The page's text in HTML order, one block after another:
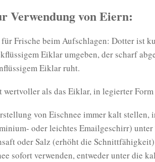
Verwendung von Eiern:
Frische beim Aufschlagen: Dotter ist
Eiklar umgeben, der scharf
Eiklar ruht.
wertvoller als das Eiklar, in legierter
von Eischnee immer kalt stellen,
oder leichtes Emailgeschirr) unter
oder Salz (erhöht die
sofort verwenden, entweder unter die